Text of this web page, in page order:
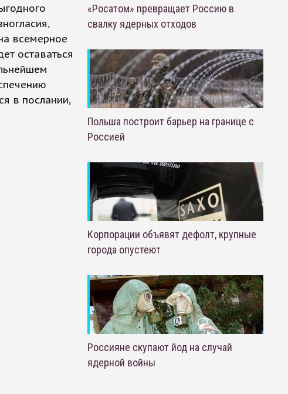
всемерное
оставаться
в послании,
«Росатом» превращает Россию в
свалку ядерных отходов
Польша построит барьер на границе с
Россией
Корпорации объявят дефолт, крупные
города опустеют
Россияне скупают йод на случай
ядерной войны